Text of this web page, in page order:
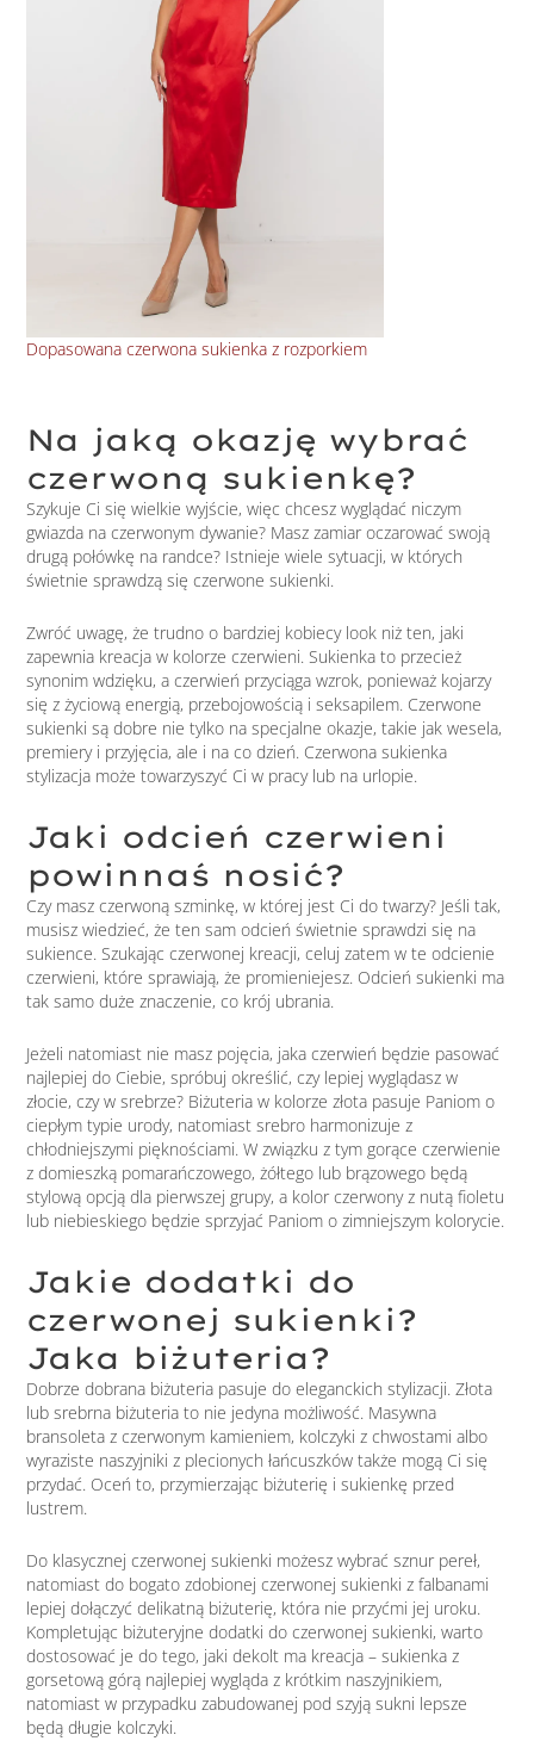
Dopasowana czerwona sukienka z rozporkiem
Na jaką okazję wybrać
czerwoną sukienkę?
Szykuje Ci się wielkie wyjście, więc chcesz wyglądać niczym
gwiazda na czerwonym dywanie? Masz zamiar oczarować swoją
drugą połówkę na randce? Istnieje wiele sytuacji, w których
świetnie sprawdzą się czerwone sukienki.
Zwróć uwagę, że trudno o bardziej kobiecy look niż ten, jaki
zapewnia kreacja w kolorze czerwieni. Sukienka to przecież
synonim wdzięku, a czerwień przyciąga wzrok, ponieważ kojarzy
się z życiową energią, przebojowością i seksapilem. Czerwone
sukienki są dobre nie tylko na specjalne okazje, takie jak wesela,
premiery i przyjęcia, ale i na co dzień. Czerwona sukienka
stylizacja może towarzyszyć Ci w pracy lub na urlopie.
Jaki odcień czerwieni
powinnaś nosić?
Czy masz czerwoną szminkę, w której jest Ci do twarzy? Jeśli tak,
musisz wiedzieć, że ten sam odcień świetnie sprawdzi się na
sukience. Szukając czerwonej kreacji, celuj zatem w te odcienie
czerwieni, które sprawiają, że promieniejesz. Odcień sukienki ma
tak samo duże znaczenie, co krój ubrania.
Jeżeli natomiast nie masz pojęcia, jaka czerwień będzie pasować
najlepiej do Ciebie, spróbuj określić, czy lepiej wyglądasz w
złocie, czy w srebrze? Biżuteria w kolorze złota pasuje Paniom o
ciepłym typie urody, natomiast srebro harmonizuje z
chłodniejszymi pięknościami. W związku z tym gorące czerwienie
z domieszką pomarańczowego, żółtego lub brązowego będą
stylową opcją dla pierwszej grupy, a kolor czerwony z nutą fioletu
lub niebieskiego będzie sprzyjać Paniom o zimniejszym kolorycie.
Jakie dodatki do
czerwonej sukienki?
Jaka biżuteria?
Dobrze dobrana biżuteria pasuje do eleganckich stylizacji. Złota
lub srebrna biżuteria to nie jedyna możliwość. Masywna
bransoleta z czerwonym kamieniem, kolczyki z chwostami albo
wyraziste naszyjniki z plecionych łańcuszków także mogą Ci się
przydać. Oceń to, przymierzając biżuterię i sukienkę przed
lustrem.
Do klasycznej czerwonej sukienki możesz wybrać sznur pereł,
natomiast do bogato zdobionej czerwonej sukienki z falbanami
lepiej dołączyć delikatną biżuterię, która nie przyćmi jej uroku.
Kompletując biżuteryjne dodatki do czerwonej sukienki, warto
dostosować je do tego, jaki dekolt ma kreacja – sukienka z
gorsetową górą najlepiej wygląda z krótkim naszyjnikiem,
natomiast w przypadku zabudowanej pod szyją sukni lepsze
będą długie kolczyki.